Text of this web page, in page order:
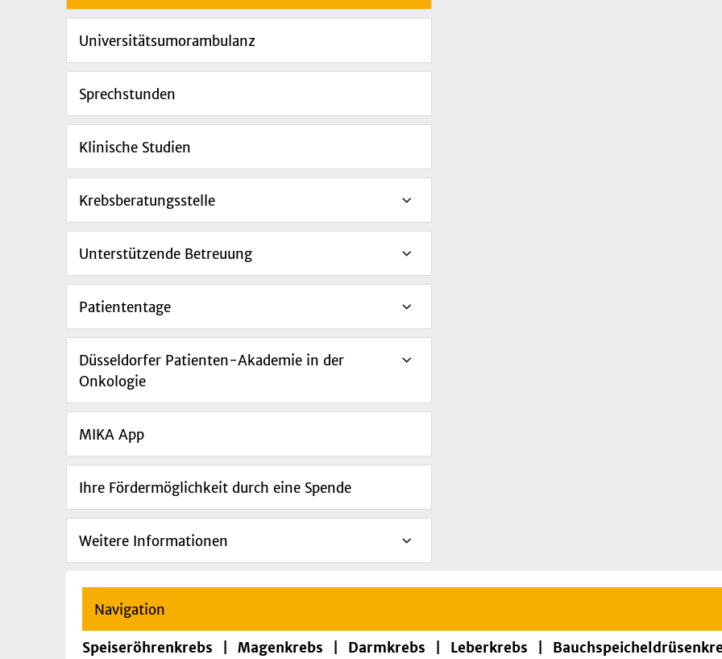
Universitätsumorambulanz
Sprechstunden
Klinische Studien
Krebsberatungsstelle
Unterstützende Betreuung
Patiententage
Düsseldorfer Patienten-Akademie in der
Onkologie
MIKA App
Ihre Fördermöglichkeit durch eine Spende
Weitere Informationen
Navigation
Speiseröhrenkrebs | Magenkrebs | Darmkrebs | Leberkrebs |